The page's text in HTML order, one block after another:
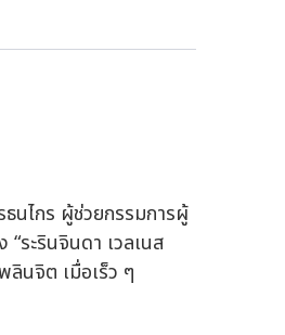
นไกร ผู้ช่วยกรรมการผู้
ระรินจินดา เวลเนส
ลินจิต เมื่อเร็ว ๆ